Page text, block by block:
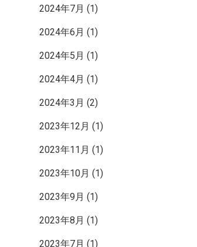
2024年7月 (1)
2024年6月 (1)
2024年5月 (1)
2024年4月 (1)
2024年3月 (2)
2023年12月 (1)
2023年11月 (1)
2023年10月 (1)
2023年9月 (1)
2023年8月 (1)
2023年7月 (1)